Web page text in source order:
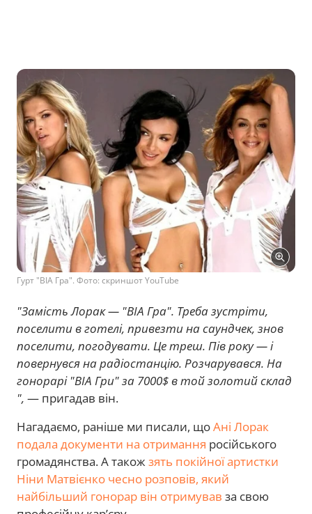
Гурт "ВІА Гра". Фото: скриншот YouTube
"Замість Лорак — "ВІА Гра". Треба зустріти,
поселити в готелі, привезти на саундчек, знов
поселити, погодувати. Це треш. Пів року — і
повернувся на радіостанцію. Розчарувався. На
гонорарі "ВІА Гри" за 7000$ в той золотий склад
", — пригадав він.
Нагадаємо, раніше ми писали, щоАні Лорак
подала документи на отримання російського
громадянства. А також зять покійної артистки
Ніни Матвієнко чесно розповів, який
найбільший гонорар він отримував за свою